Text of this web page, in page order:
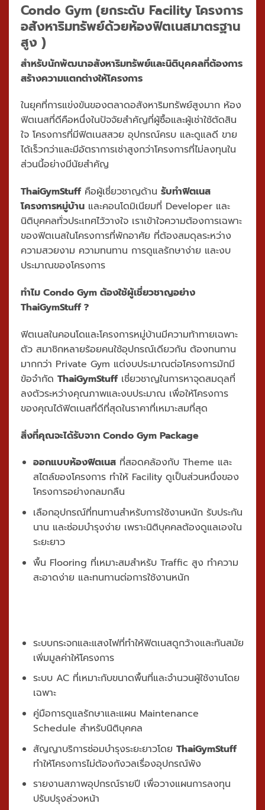
Condo Gym (ยกระดับ Facility โครงการ
อสังหาริมทรัพย์ด้วยห้องฟิตเนสมาตรฐาน
สูง )
สำหรับนักพัฒนาอสังหาริมทรัพย์และนิติบุคคลที่ต้องการ
สร้างความแตกต่างให้โครงการ
ในยุคที่การแข่งขันของตลาดอสังหาริมทรัพย์สูงมาก ห้อง
ฟิตเนสที่ดีคือหนึ่งในปัจจัยสำคัญที่ผู้ซื้อและผู้เช่าใช้ตัดสิน
ใจ โครงการที่มีฟิตเนสสวย อุปกรณ์ครบ และดูแลดี ขาย
ได้เร็วกว่าและมีอัตราการเช่าสูงกว่าโครงการที่ไม่ลงทุนใน
ส่วนนี้อย่างมีนัยสำคัญ
ThaiGymStuffคือผู้เชี่ยวชาญด้าน รับทำฟิตเนส
โครงการหมู่บ้าน และคอนโดมิเนียมที่ Developer และ
นิติบุคคลทั่วประเทศไว้วางใจ เราเข้าใจความต้องการเฉพาะ
ของฟิตเนสในโครงการที่พักอาศัย ที่ต้องสมดุลระหว่าง
ความสวยงาม ความทนทาน การดูแลรักษาง่าย และงบ
ประมาณของโครงการ
ทำไม Condo Gym ต้องใช้ผู้เชี่ยวชาญอย่าง
ThaiGymStuff ?
ฟิตเนสในคอนโดและโครงการหมู่บ้านมีความท้าทายเฉพาะ
ตัว สมาชิกหลายร้อยคนใช้อุปกรณ์เดียวกัน ต้องทนทาน
มากกว่า Private Gym แต่งบประมาณต่อโครงการมักมี
ข้อจำกัด ThaiGymStuffเชี่ยวชาญในการหาจุดสมดุลที่
ลงตัวระหว่างคุณภาพและงบประมาณ เพื่อให้โครงการ
ของคุณได้ฟิตเนสที่ดีที่สุดในราคาที่เหมาะสมที่สุด
สิ่งที่คุณจะได้รับจาก Condo Gym Package
ออกแบบห้องฟิตเนสที่สอดคล้องกับ Theme และ
สไตล์ของโครงการ ทำให้ Facility ดูเป็นส่วนหนึ่งของ
โครงการอย่างกลมกลืน
เลือกอุปกรณ์ที่ทนทานสำหรับการใช้งานหนัก รับประกัน
นาน และซ่อมบำรุงง่าย เพราะนิติบุคคลต้องดูแลเองใน
ระยะยาว
พื้น Flooring ที่เหมาะสมสำหรับ Traffic สูง ทำความ
สะอาดง่าย และทนทานต่อการใช้งานหนัก
ระบบกระจกและแสงไฟที่ทำให้ฟิตเนสดูกว้างและทันสมัย
เพิ่มมูลค่าให้โครงการ
ระบบ AC ที่เหมาะกับขนาดพื้นที่และจำนวนผู้ใช้งานโดย
เฉพาะ
คู่มือการดูแลรักษาและแผน Maintenance
Schedule สำหรับนิติบุคคล
สัญญาบริการซ่อมบำรุงระยะยาวโดย ThaiGymStuff
ทำให้โครงการไม่ต้องกังวลเรื่องอุปกรณ์พัง
รายงานสภาพอุปกรณ์รายปี เพื่อวางแผนการลงทุน
ปรับปรุงล่วงหน้า